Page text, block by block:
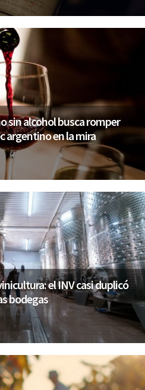
sin alcohol busca romper
argentino en la mira
el INV casi duplicó
bodegas